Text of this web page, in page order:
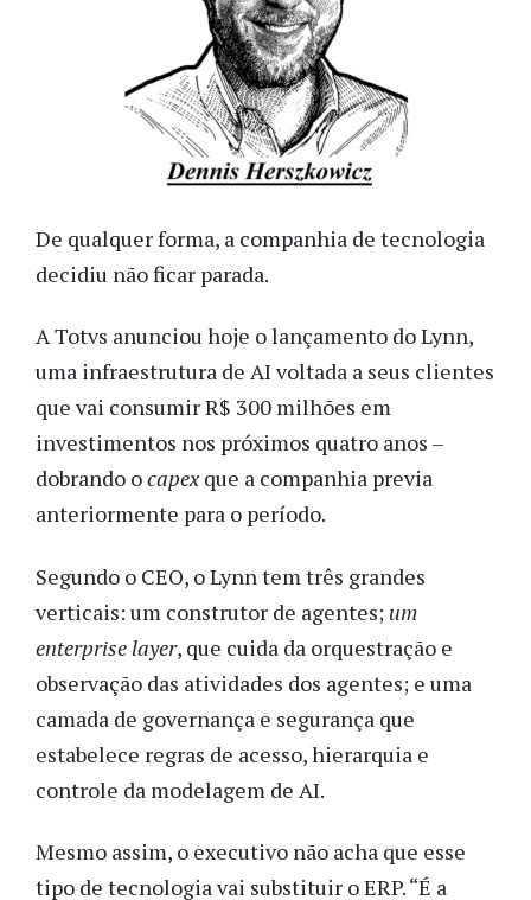
De qualquer forma, a companhia de tecnologia
decidiu não ficar parada.
A Totvs anunciou hoje o lançamento do Lynn,
uma infraestrutura de AI voltada a seus clientes
que vai consumir R$ 300 milhões em
investimentos nos próximos quatro anos –
dobrando ocapexque a companhia previa
anteriormente para o período.
Segundo o CEO, o Lynn tem três grandes
verticais: um construtor de agentes; um
enterprise layer, que cuida da orquestração e
observação das atividades dos agentes; e uma
camada de governança e segurança que
estabelece regras de acesso, hierarquia e
controle da modelagem de AI.
Mesmo assim, o executivo não acha que esse
tipo de tecnologia vai substituir o ERP. “É a